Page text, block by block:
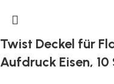
Twist Deckel für
Aufdruck Eisen, 10